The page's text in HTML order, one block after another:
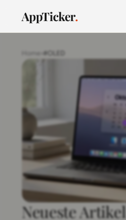
AppTicker.
Home #OLED
Neueste Artikel